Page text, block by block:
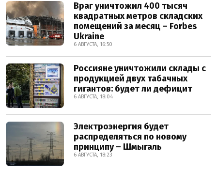
Враг уничтожил 400 тысяч
квадратных метров складских
помещений за месяц – Forbes
Ukraine
6 АВГУСТА, 16:50
Россияне уничтожили склады с
продукцией двух табачных
гигантов: будет ли дефицит
6 АВГУСТА, 18:04
Электроэнергия будет
распределяться по новому
принципу – Шмыгаль
6 АВГУСТА, 18:23